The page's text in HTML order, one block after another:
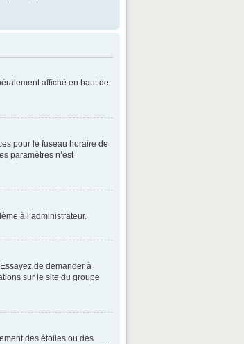
affiché en haut de
pour le fuseau horaire de
paramètres n’est
à l’administrateur.
de demander à
sur le site du groupe
des étoiles ou des